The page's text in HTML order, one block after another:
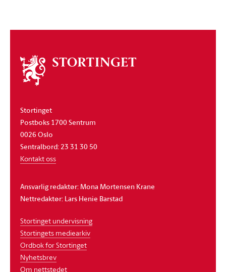
Om
stortinget
Stortinget
Postboks 1700 Sentrum
0026 Oslo
Sentralbord: 23 31 30 50
Kontakt oss
Ansvarlig redaktør: Mona Mortensen Krane
Nettredaktør: Lars Henie Barstad
Stortinget undervisning
Stortingets mediearkiv
Ordbok for Stortinget
Nyhetsbrev
Om nettstedet